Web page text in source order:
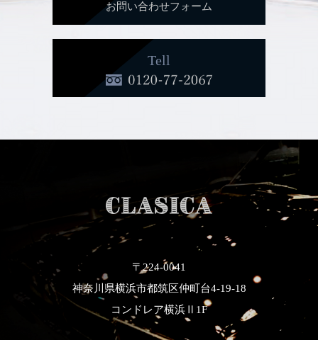
お問い合わせフォーム
Tell
〒224-0041
神奈川県横浜市都筑区仲町台4-19-18
コンドレア横浜Ⅱ1F